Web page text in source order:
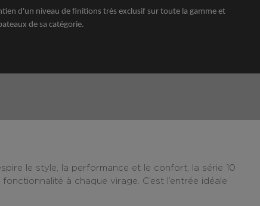
d'un niveau de finitions très exclusif sur toute la gamme et
de sa catégorie.
le style, la performance et le confort, la série 10
à chaque virage. C’est l’entrée idéale